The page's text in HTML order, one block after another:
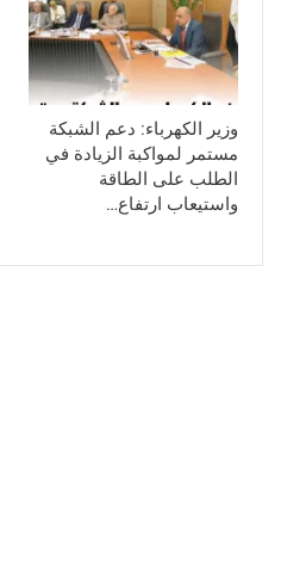
وزير الكهرباء: دعم الشبكة
مستمر لمواكبة الزيادة في
الطلب على الطاقة
واستيعاب ارتفاع…